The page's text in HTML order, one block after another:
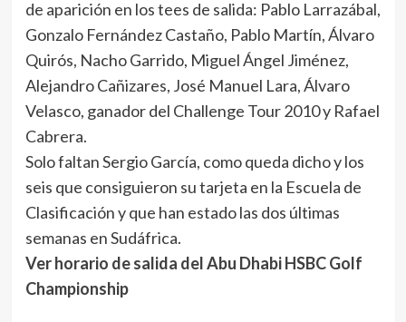
de aparición en los tees de salida: Pablo Larrazábal,
Gonzalo Fernández Castaño, Pablo Martín, Álvaro
Quirós, Nacho Garrido, Miguel Ángel Jiménez,
Alejandro Cañizares, José Manuel Lara, Álvaro
Velasco, ganador del Challenge Tour 2010 y Rafael
Cabrera.
Solo faltan Sergio García, como queda dicho y los
seis que consiguieron su tarjeta en la Escuela de
Clasificación y que han estado las dos últimas
semanas en Sudáfrica.
Ver horario de salida del Abu Dhabi HSBC Golf
Championship